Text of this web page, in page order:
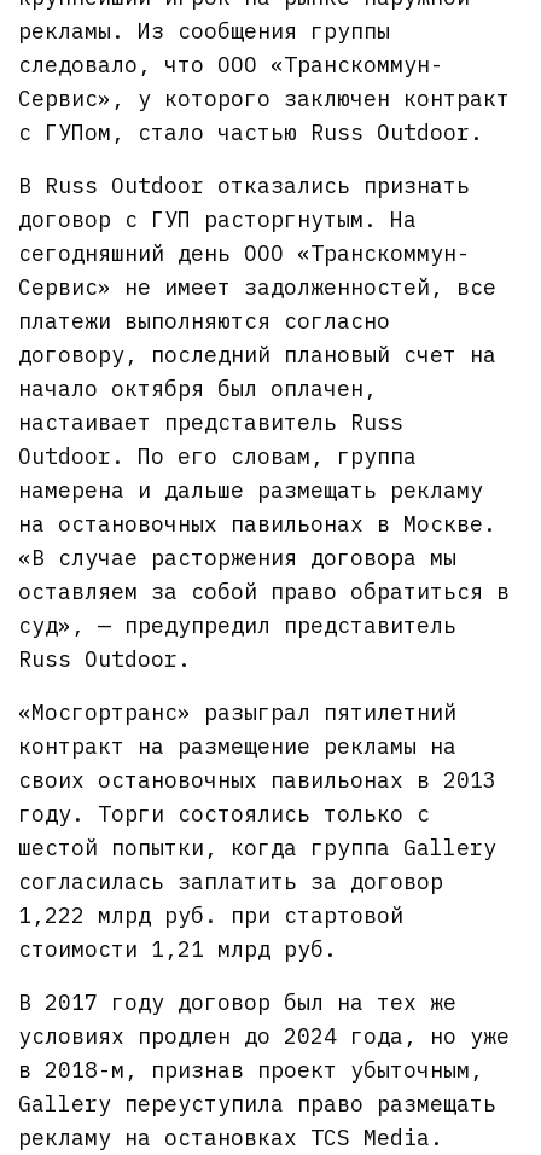
рекламы. Из сообщения группы
следовало, что ООО «Транскоммун-
Сервис», у которого заключен контракт
с ГУПом, стало частью Russ Outdoor.
В Russ Outdoor отказались признать
договор с ГУП расторгнутым. На
сегодняшний день ООО «Транскоммун-
Сервис» не имеет задолженностей, все
платежи выполняются согласно
договору, последний плановый счет на
начало октября был оплачен,
настаивает представитель Russ
Outdoor. По его словам, группа
намерена и дальше размещать рекламу
на остановочных павильонах в Москве.
«В случае расторжения договора мы
оставляем за собой право обратиться в
суд», — предупредил представитель
Russ Outdoor.
«Мосгортранс» разыграл пятилетний
контракт на размещение рекламы на
своих остановочных павильонах в 2013
году. Торги состоялись только с
шестой попытки, когда группа Gallery
согласилась заплатить за договор
1,222 млрд руб. при стартовой
стоимости 1,21 млрд руб.
В 2017 году договор был на тех же
условиях продлен до 2024 года, но уже
в 2018-м, признав проект убыточным,
Gallery переуступила право размещать
рекламу на остановках TCS Media.